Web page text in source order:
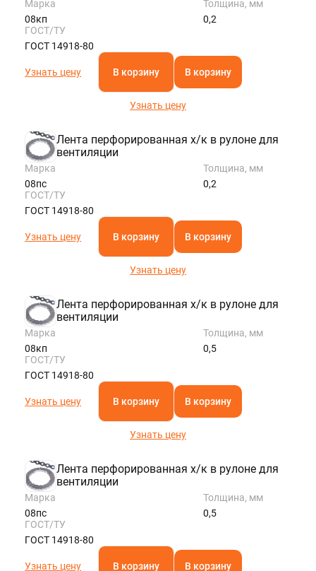
Марка
08кп
Толщина, мм
0,2
ГОСТ/ТУ
ГОСТ 14918-80
Узнать цену В корзину В корзину
Узнать цену
Лента перфорированная х/к в рулоне для
вентиляции
Марка
08пс
Толщина, мм
0,2
ГОСТ/ТУ
ГОСТ 14918-80
Узнать цену В корзину В корзину
Узнать цену
Лента перфорированная х/к в рулоне для
вентиляции
Марка
08кп
Толщина, мм
0,5
ГОСТ/ТУ
ГОСТ 14918-80
Узнать цену В корзину В корзину
Узнать цену
Лента перфорированная х/к в рулоне для
вентиляции
Марка
08пс
Толщина, мм
0,5
ГОСТ/ТУ
ГОСТ 14918-80
Узнать цену В корзину В корзину